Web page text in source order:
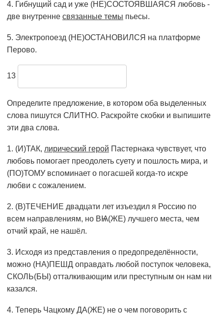
4. Гибнущий сад и уже (НЕ)СОСТОЯВШАЯСЯ любовь -
две внутренне связанные темы пьесы.
5. Электропоезд (НЕ)ОСТАНОВИЛСЯ на платформе
Перово.
13
Определите предложение, в котором оба выделенных
слова пишутся СЛИТНО. Раскройте скобки и выпишите
эти два слова.
1. (И)ТАК, лирический герой Пастернака чувствует, что
любовь помогает преодолеть суету и пошлость мира, и
(ПО)ТОМУ вспоминает о погасшей когда-то искре
любви с сожалением.
2. (В)ТЕЧЕНИЕ двадцати лет изъездил я Россию по
всем направлениям, но ВѨ(ЖЕ) лучшего места, чем
отчий край, не нашёл.
3. Исходя из представления о предопределённости,
можно (НА)ПЕШД оправдать любой поступок человека,
СКОЛЬ(БЫ) отталкивающим или преступным он нам ни
казался.
4. Теперь Чацкому ДА(ЖЕ) не о чем поговорить с